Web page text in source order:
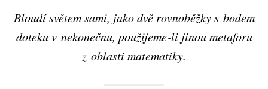
Bloudí světem sami, jako dvě rovnoběžky s bodem
doteku v nekonečnu, použijeme‑li jinou metaforu
z oblasti matematiky.